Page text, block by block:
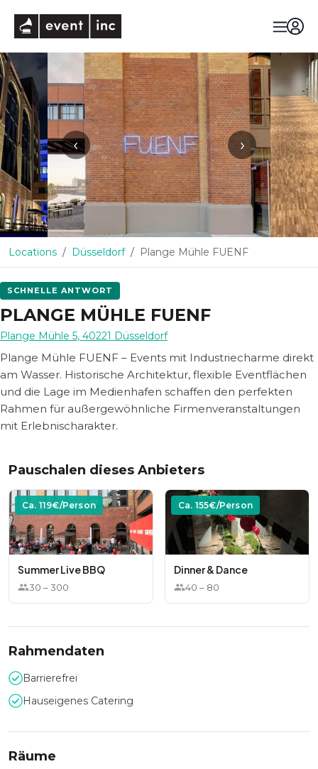
‹ ›
Locations Düsseldorf Plange Mühle FUENF
SCHNELLE ANTWORT
PLANGE MÜHLE FUENF
Plange Mühle 5, 40221 Düsseldorf
Plange Mühle FUENF – Events mit Industriecharme direkt
am Wasser. Historische Architektur, flexible Eventflächen
und die Lage im Medienhafen schaffen den perfekten
Rahmen für außergewöhnliche Firmenveranstaltungen
mit Erlebnischarakter.
Pauschalen dieses Anbieters
Ca. 119€/Person
Summer Live BBQ
30 –300
Ca. 155€/Person
Dinner & Dance
40 – 80
Rahmendaten
Barrierefrei
Hauseigenes Catering
Räume